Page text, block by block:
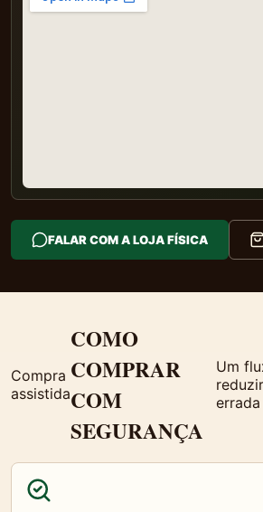
FALAR COM A LOJA FÍSICA
Compra
assistida
COMO
COMPRAR
COM
SEGURANÇA
Um